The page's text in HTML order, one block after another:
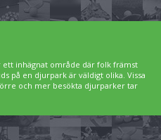
inhägnat område där folk främst
på en djurpark är väldigt olika. Vissa
och mer besökta djurparker tar